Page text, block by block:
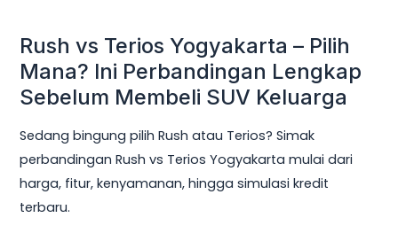
Rush vs Terios Yogyakarta – Pilih
Mana? Ini Perbandingan Lengkap
Sebelum Membeli SUV Keluarga
Sedang bingung pilih Rush atau Terios? Simak
perbandingan Rush vs Terios Yogyakarta mulai dari
harga, fitur, kenyamanan, hingga simulasi kredit
terbaru.
Membeli
SUV
Keluarga